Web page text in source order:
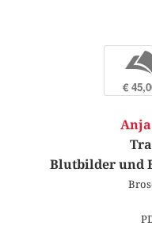
€
Blutbilder und